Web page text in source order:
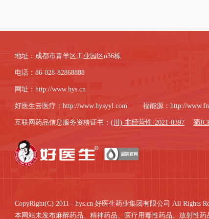
地址：成都市青羊区工业园区n36栋
电话：86-028-82868888
网址： http://www.hys.cn
好医生云医疗： http://www.hysyyl.com 福能源： http://
互联网药品信息服务资格证书： (川)-非经营性-2021-0397 蜀
CopyRight(C) 2011 - hys.cn 好医生药业集团有限公司 All Rights
本网站未发布麻醉药品、精神药品、医疗用毒性药品、放射性